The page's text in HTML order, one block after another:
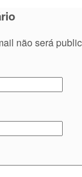
não será